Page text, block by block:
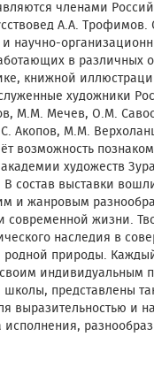
членами
А.А. Трофимов.
и научно-
в различных
книжной
художники
М.М. Мечев, О.М.
Акопов, М.М.
возможность
художеств
состав выставки
и жанровым
жизни.
наследия в
природы.
своим индивидуальным
представлены
выразительностью и